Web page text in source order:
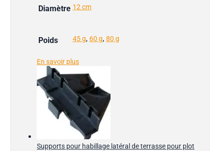
Diamètre 12 cm
Poids 45 g, 60 g, 80 g
En savoir plus
Supports pour habillage latéral de terrasse pour plot